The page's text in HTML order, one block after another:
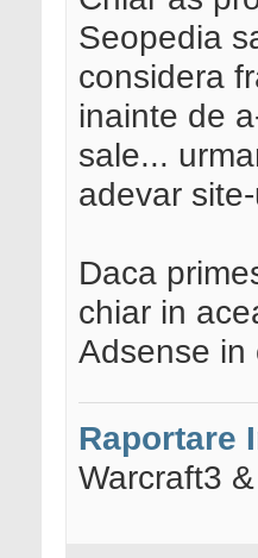
Seopedia
considera
inainte de
sale...
adevar
Daca
chiar in
Adsense in
Raportare
Warcraft3